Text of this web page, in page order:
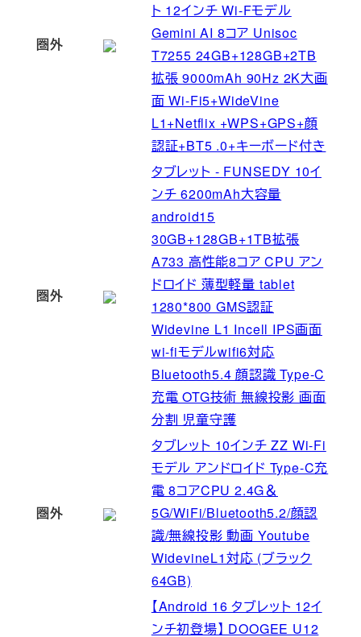
圏外
ト 12インチ Wi-Fモデル
Gemini AI 8コア Unisoc
T7255 24GB+128GB+2TB
拡張 9000mAh 90Hz 2K大画
面 Wi-Fi5+WideVine
L1+Netflix +WPS+GPS+顔
認証+BT5 .0+キーボード付き
圏外
タブレット - FUNSEDY 10イ
ンチ 6200mAh大容量
android15
30GB+128GB+1TB拡張
A733 高性能8コア CPU アン
ドロイド 薄型軽量 tablet
1280*800 GMS認証
Widevine L1 Incell IPS画面
wi-fiモデルwifi6対応
Bluetooth5.4 顔認識 Type-C
充電 OTG技術 無線投影 画面
分割 児童守護
圏外
タブレット 10インチ ZZ Wi-Fi
モデル アンドロイド Type-C充
電 8コアCPU 2.4G＆
5G/WiFi/Bluetooth5.2/顔認
識/無線投影 動画 Youtube
WidevineL1対応 (ブラック
64GB)
【Android 16 タブレット 12イ
ンチ初登場】 DOOGEE U12